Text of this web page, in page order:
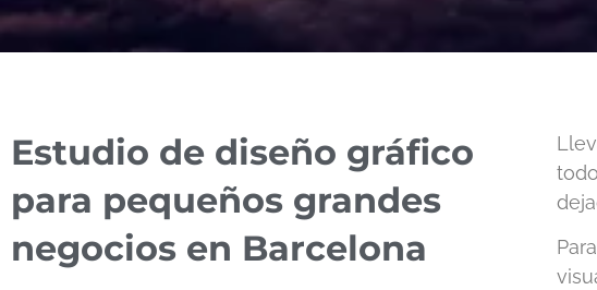
Estudio de diseño gráfico
para pequeños grandes
negocios en Barcelona